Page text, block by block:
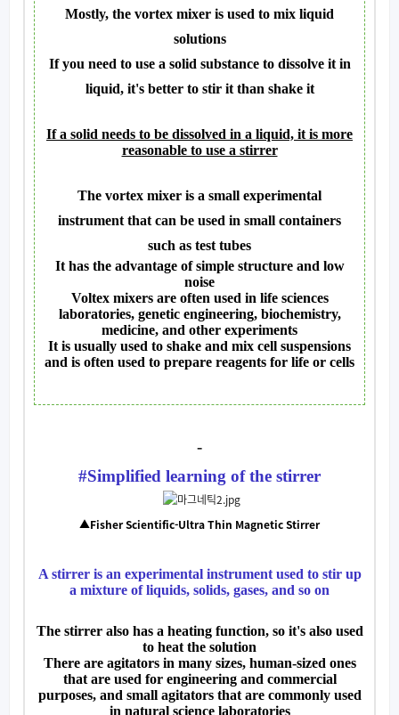
Mostly, the vortex mixer is used to mix liquid
solutions
If you need to use a solid substance to dissolve it in
liquid, it's better to stir it than shake it
If a solid needs to be dissolved in a liquid, it is more
reasonable to use a stirrer
The vortex mixer is a small experimental
instrument that can be used in small containers
such as test tubes
It has the advantage of simple structure and low
noise
Voltex mixers are often used in life sciences
laboratories, genetic engineering, biochemistry,
medicine, and other experiments
It is usually used to shake and mix cell suspensions
and is often used to prepare reagents for life or cells
-
#Simplified learning of the stirrer
▲Fisher Scientific-Ultra Thin Magnetic Stirrer
A stirrer is an experimental instrument used to stir up
a mixture of liquids, solids, gases, and so on
The stirrer also has a heating function, so it's also used
to heat the solution
There are agitators in many sizes, human-sized ones
that are used for engineering and commercial
purposes, and small agitators that are commonly used
in natural science laboratories